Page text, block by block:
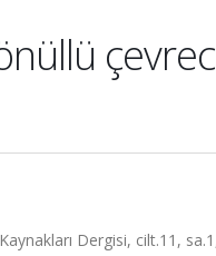
Dergisi, cilt.11,